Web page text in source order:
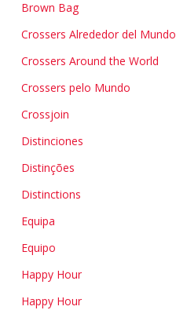
Brown Bag
Crossers Alrededor del Mundo
Crossers Around the World
Crossers pelo Mundo
Crossjoin
Distinciones
Distinções
Distinctions
Equipa
Equipo
Happy Hour
Happy Hour